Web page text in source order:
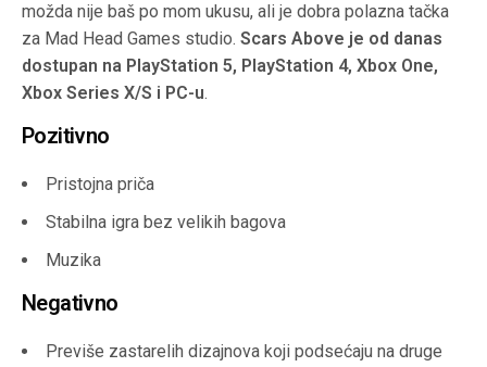
možda nije baš po mom ukusu, ali je dobra polazna tačka
za Mad Head Games studio.Scars Above je od danas
dostupan na PlayStation 5, PlayStation 4, Xbox One,
Xbox Series X/S i PC-u.
Pozitivno
Pristojna priča
Stabilna igra bez velikih bagova
Muzika
Negativno
Previše zastarelih dizajnova koji podsećaju na druge